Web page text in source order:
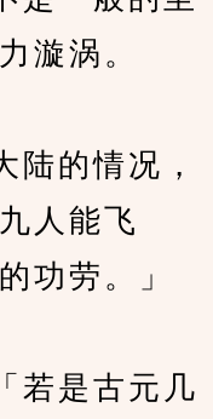
漩涡。
人能飞
功劳。」